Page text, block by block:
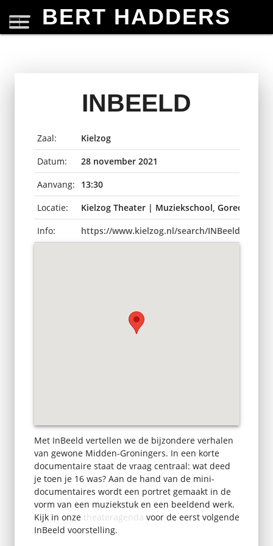
BERT HADDERS
INBEELD
Zaal:
Kielzog
Datum:
28 november 2021
Aanvang:
13:30
Locatie:
Kielzog Theater | Muziekschool, Gorecht-
Info:
https://www.kielzog.nl/search/INBeeld
Met InBeeld vertellen we de bijzondere verhalen
van gewone Midden-Groningers. In een korte
documentaire staat de vraag centraal: wat deed
je toen je 16 was? Aan de hand van de mini-
documentaires wordt een portret gemaakt in de
vorm van een muziekstuk en een beeldend werk.
Kijk in onzetheateragenda voor de eerst volgende
InBeeld voorstelling.